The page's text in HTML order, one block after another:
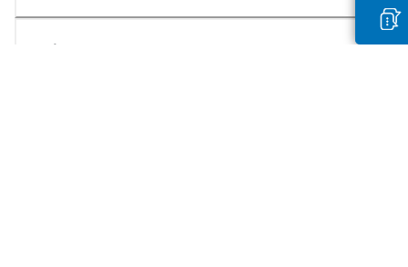
Boutique